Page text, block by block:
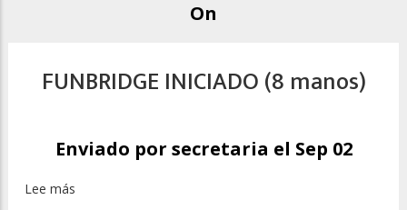
On
FUNBRIDGE INICIADO (8 manos)
Enviado por secretaria el Sep 02
Lee más